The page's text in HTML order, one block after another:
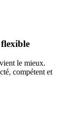
le mieux.
compétent et